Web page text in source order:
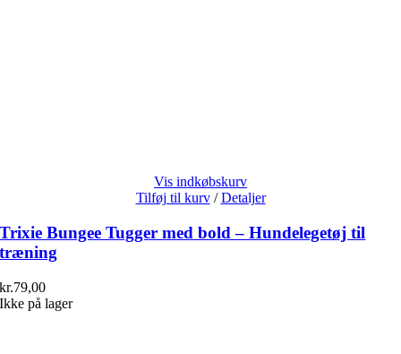
Vis indkøbskurv
Tilføj til kurv / Detaljer
Trixie Bungee Tugger med bold – Hundelegetøj til
træning
kr.79,00
Ikke på lager